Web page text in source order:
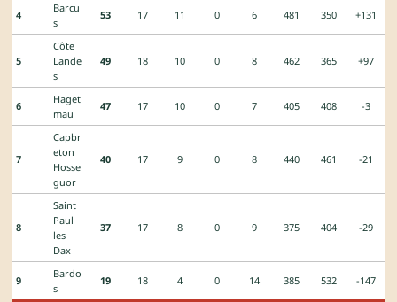
4
Barcu
s
53 17 11 0 6 481 350 +131
5
Côte
Lande
s
49 18 10 0 8 462 365 +97
6
Haget
mau
47 17 10 0 7 405 408 -3
7
Capbr
eton
Hosse
guor
40 17 9 0 8 440 461 -21
8
Saint
Paul
les
Dax
37 17 8 0 9 375 404 -29
9
Bardo
s
19 18 4 0 14 385 532 -147